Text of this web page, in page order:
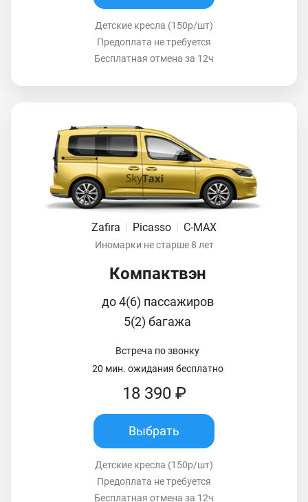
Детские кресла (150р/шт)
Предоплата не требуется
Бесплатная отмена за 12ч
Zafira | Picasso | C-MAX
Иномарки не старше 8 лет
Компактвэн
до 4(6) пассажиров
5(2) багажа
Встреча по звонку
20 мин. ожидания бесплатно
18 390 ₽
Выбрать
Детские кресла (150р/шт)
Предоплата не требуется
Бесплатная отмена за 12ч